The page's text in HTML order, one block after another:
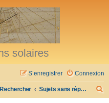
solaires
Connexion
S’enregistrer
Rechercher Sujets sans réponse